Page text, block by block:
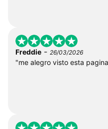
Freddie - 26/03/2026
"me alegro visto esta